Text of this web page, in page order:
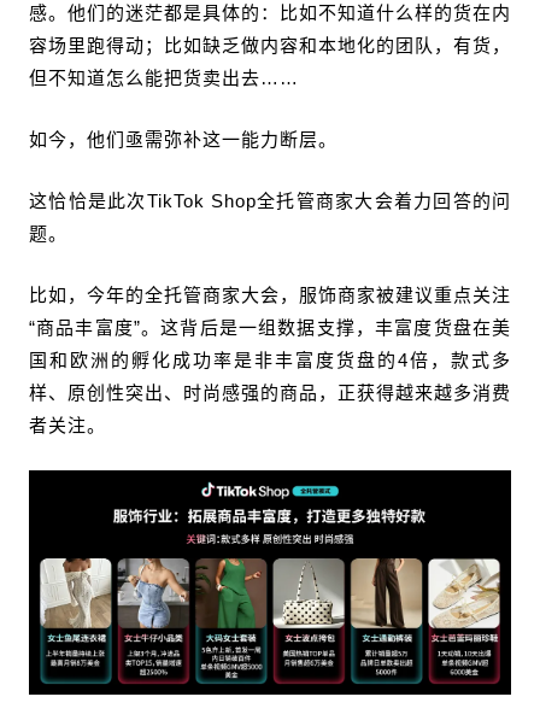
感。他们的迷茫都是具体的：比如不知道什么样的货在内
容场里跑得动；比如缺乏做内容和本地化的团队，有货，
但不知道怎么能把货卖出去……
如今，他们亟需弥补这一能力断层。
这恰恰是此次TikTok Shop全托管商家大会着力回答的问
题。
比如，今年的全托管商家大会，服饰商家被建议重点关注
“商品丰富度”。这背后是一组数据支撑，丰富度货盘在美
国和欧洲的孵化成功率是非丰富度货盘的4倍，款式多
样、原创性突出、时尚感强的商品，正获得越来越多消费
者关注。